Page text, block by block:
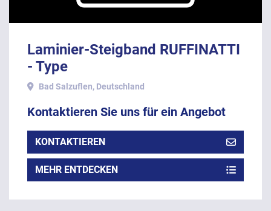
Laminier-Steigband RUFFINATTI
- Type
Bad Salzuflen, Deutschland
Kontaktieren Sie uns für ein Angebot
KONTAKTIEREN
MEHR ENTDECKEN